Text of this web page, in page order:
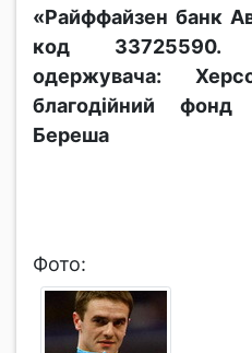
«Райффайзен банк
код 33725590.
одержувача:
благодійний фонд
Береша
Фото: